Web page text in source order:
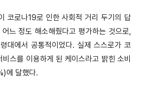
로나19로 인한 사회적 거리 두기의 답
느 정도 해소해줬다고 평가하는 것으로,
대에서 공통적이었다. 실제 스스로가 코
스를 이용하게 된 케이스라고 밝힌 소비
에 달했다.